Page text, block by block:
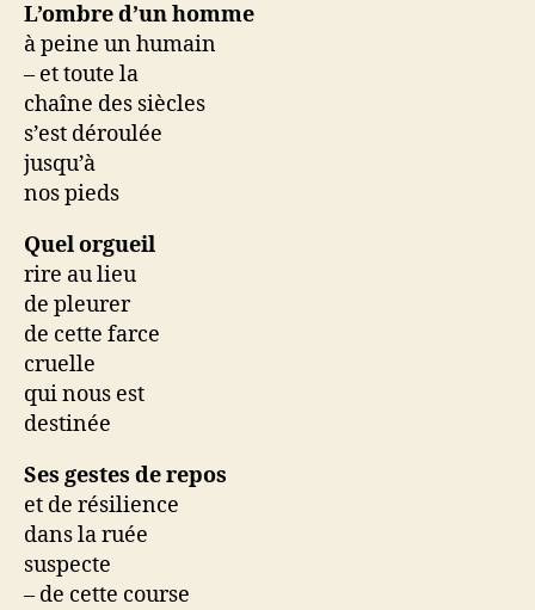
L’ombre d’un homme
à peine un humain
– et toute la
chaîne des siècles
s’est déroulée
jusqu’à
nos pieds
Quel orgueil
rire au lieu
de pleurer
de cette farce
cruelle
qui nous est
destinée
Ses gestes de repos
et de résilience
dans la ruée
suspecte
– de cette course